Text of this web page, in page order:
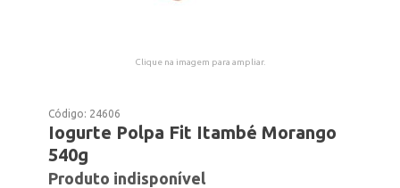
Clique na imagem para ampliar.
Código: 24606
Iogurte Polpa Fit Itambé Morango
540g
Produto indisponível